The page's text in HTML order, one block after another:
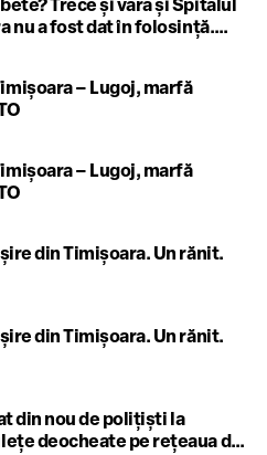
Trece și vara și Spitalul
nu a fost dat în folosință.
– Lugoj, marfă
– Lugoj, marfă
din Timișoara. Un rănit.
din Timișoara. Un rănit.
din nou de polițiști la
deocheate pe rețeaua de